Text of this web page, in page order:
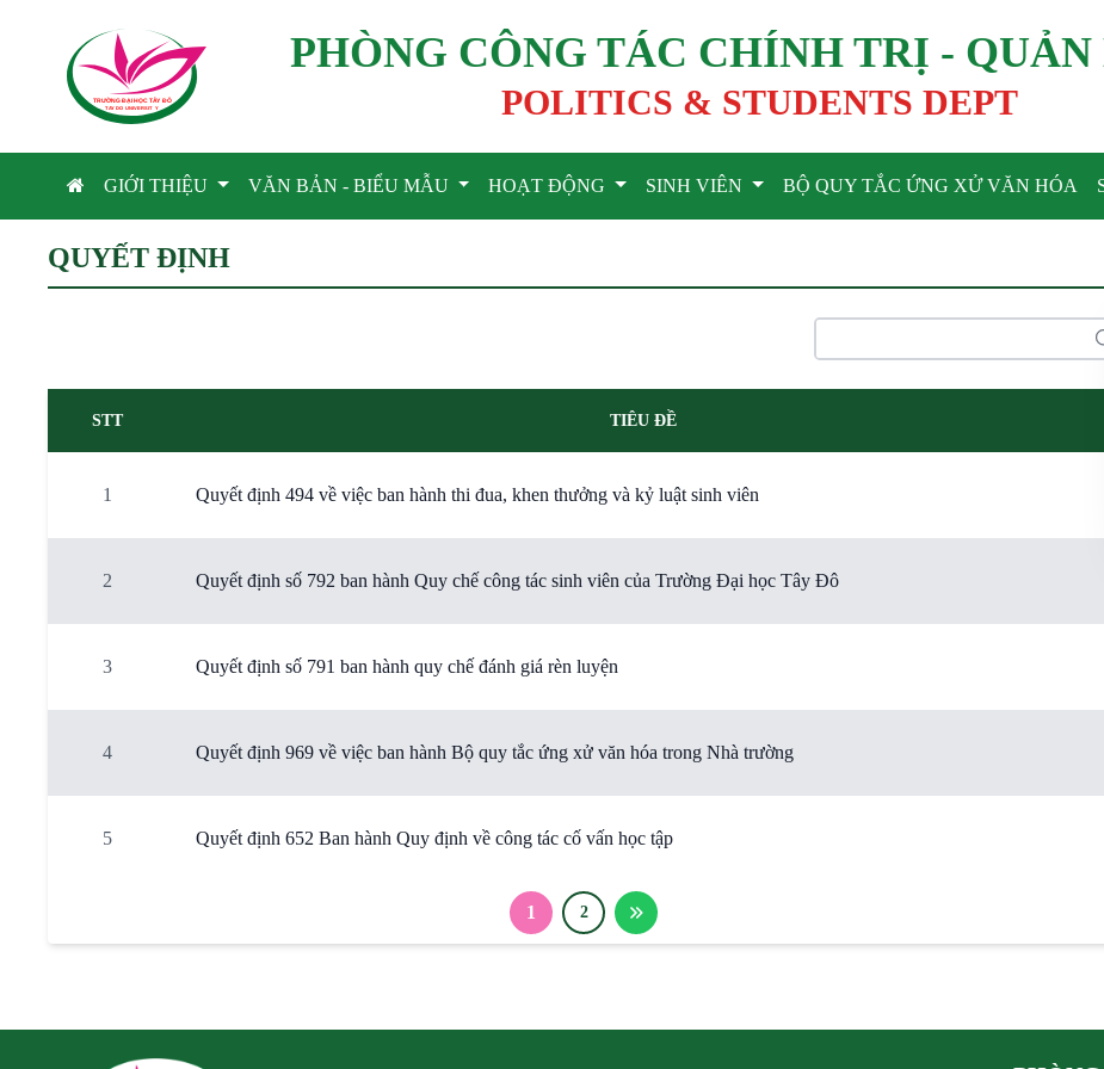
TRƯỜNG ĐẠI HỌC TÂY ĐÔ
TAY DO UNIVERSIT Y
PHÒNG CÔNG TÁC CHÍNH TRỊ - QUẢN
POLITICS & STUDENTS DEPT
GIỚI THIỆU VĂN BẢN - BIỂU MẪU HOẠT ĐỘNG SINH VIÊN BỘ QUY TẮC ỨNG XỬ VĂN HÓA
QUYẾT ĐỊNH
STT TIÊU ĐỀ
1 Quyết định 494 về việc ban hành thi đua, khen thưởng và kỷ luật sinh viên
2 Quyết định số 792 ban hành Quy chế công tác sinh viên của Trường Đại học Tây Đô
3 Quyết định số 791 ban hành quy chế đánh giá rèn luyện
4 Quyết định 969 về việc ban hành Bộ quy tắc ứng xử văn hóa trong Nhà trường
5 Quyết định 652 Ban hành Quy định về công tác cố vấn học tập
1 2